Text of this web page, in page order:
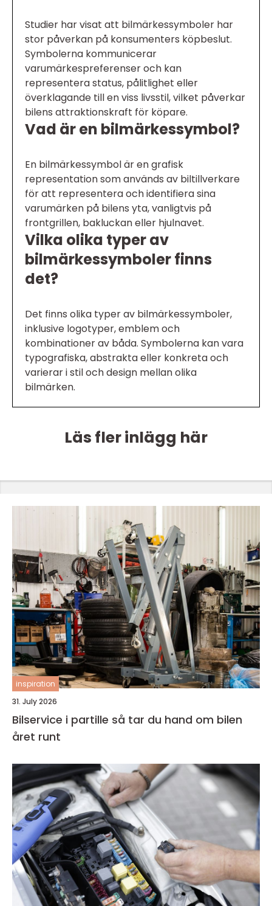
Studier har visat att bilmärkessymboler har
stor påverkan på konsumenters köpbeslut.
Symbolerna kommunicerar
varumärkespreferenser och kan
representera status, pålitlighet eller
överklagande till en viss livsstil, vilket påverkar
bilens attraktionskraft för köpare.
Vad är en bilmärkessymbol?
En bilmärkessymbol är en grafisk
representation som används av biltillverkare
för att representera och identifiera sina
varumärken på bilens yta, vanligtvis på
frontgrillen, bakluckan eller hjulnavet.
Vilka olika typer av
bilmärkessymboler finns
det?
Det finns olika typer av bilmärkessymboler,
inklusive logotyper, emblem och
kombinationer av båda. Symbolerna kan vara
typografiska, abstrakta eller konkreta och
varierar i stil och design mellan olika
bilmärken.
Läs fler inlägg här
inspiration
31. July 2026
Bilservice i partille så tar du hand om bilen
året runt